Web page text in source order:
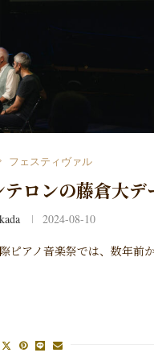
フェスティヴァル
ロンの藤倉大デ
2024-08-10
ピアノ音楽祭では、数年前